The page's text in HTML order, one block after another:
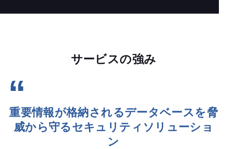
サービスの強み
重要情報が格納されるデータベースを脅
威から守るセキュリティソリューショ
ン